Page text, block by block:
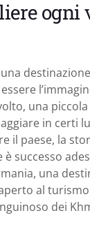
ogni
una
in certi
il paese, la
è successo
una
al
dei